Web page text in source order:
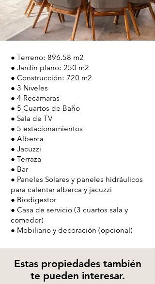
● Terreno: 896.58 m2
● Jardín plano: 250 m2
● Construcción: 720 m2
● 3 Niveles
● 4 Recámaras
● 5 Cuartos de Baño
● Sala de TV
● 5 estacionamientos
● Alberca
● Jacuzzi
● Terraza
● Bar
● Paneles Solares y paneles hidráulicos
para calentar alberca y jacuzzi
● Biodigestor
● Casa de servicio (3 cuartos sala y
comedor)
● Mobiliario y decoración (opcional)
Estas propiedades también
te pueden interesar.